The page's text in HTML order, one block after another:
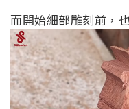
而開始細部雕刻前，